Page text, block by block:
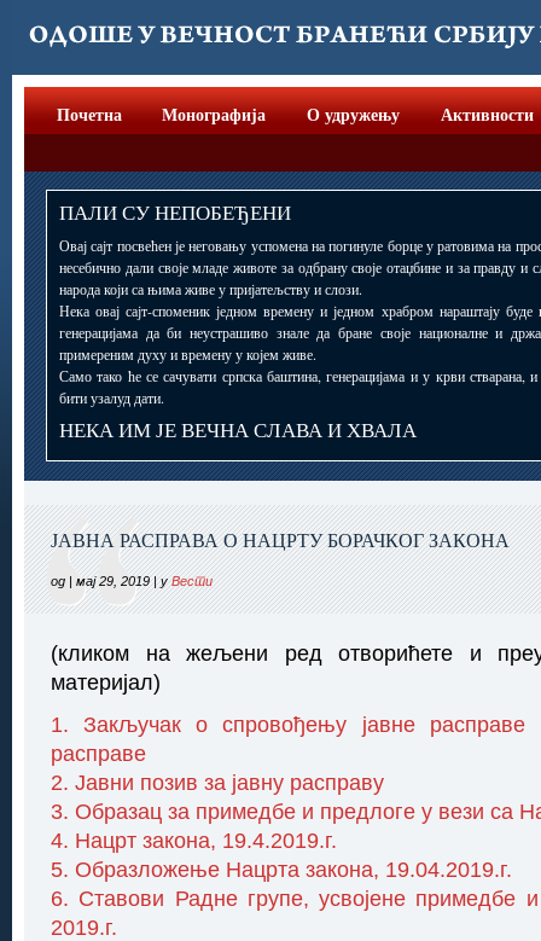
Почетна Монографија О удружењу Активности
ПАЛИ СУ НЕПОБЕЂЕНИ
Овај сајт посвећен је неговању успомена на погинуле борце у ратовима на
несебично дали своје младе животе за одбрану своје отаџбине и за правду и
народа који са њима живе у пријатељству и слози.
Нека овај сајт-споменик једном времену и једном храбром нараштају
генерацијама да би неустрашиво знале да бране своје националне и
примереним духу и времену у којем живе.
Само тако ће се сачувати српска баштина, генерацијама и у крви
бити узалуд дати.
НЕКА ИМ ЈЕ ВЕЧНА СЛАВА И ХВАЛА
ЈАВНА РАСПРАВА О НАЦРТУ БОРАЧКОГ ЗАКОНА
од | мај 29, 2019 | уВести
(кликом на жељени ред отворићете и
материјал)
1. Закључак о спровођењу јавне расправе
расправе
2. Јавни позив за јавну расправу
3. Образац за примедбе и предлоге у вези са
4. Нацрт закона, 19.4.2019.г.
5. Образложење Нацрта закона, 19.04.2019.г.
6. Ставови Радне групе, усвојене примедбе и
2019.г.